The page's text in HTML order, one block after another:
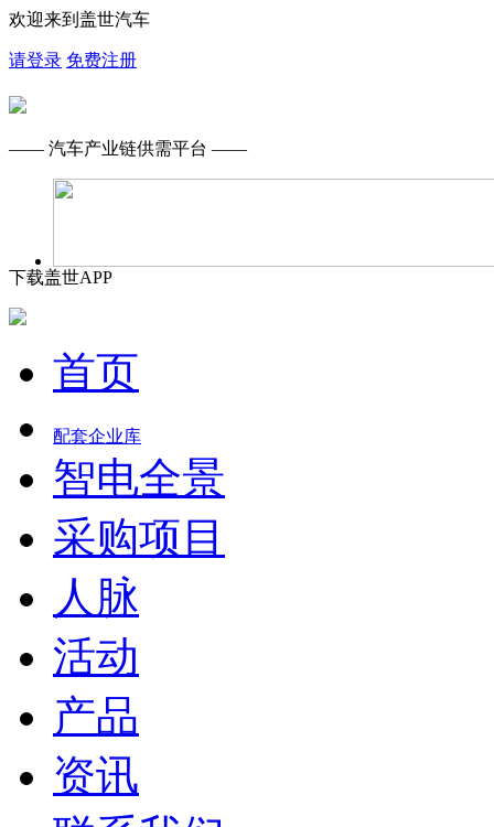
欢迎来到盖世汽车
请登录 免费注册
—— 汽车产业链供需平台 ——
下载盖世APP
首页
配套企业库
智电全景
采购项目
人脉
活动
产品
资讯